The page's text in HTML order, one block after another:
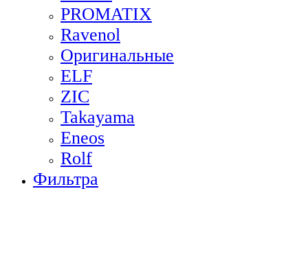
PROMATIX
Ravenol
Оригинальные
ELF
ZIC
Takayama
Eneos
Rolf
Фильтра